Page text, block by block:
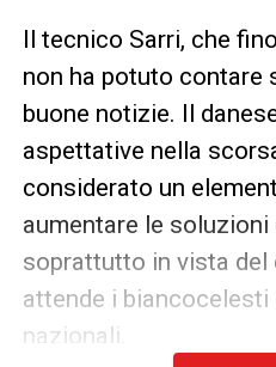
Il tecnico Sarri, che
non ha potuto contare
buone notizie. Il
aspettative nella
considerato un
aumentare le
soprattutto in vista
attende i
nazionali.